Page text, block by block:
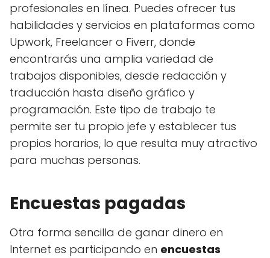
profesionales en línea. Puedes ofrecer tus
habilidades y servicios en plataformas como
Upwork, Freelancer o Fiverr, donde
encontrarás una amplia variedad de
trabajos disponibles, desde redacción y
traducción hasta diseño gráfico y
programación. Este tipo de trabajo te
permite ser tu propio jefe y establecer tus
propios horarios, lo que resulta muy atractivo
para muchas personas.
Encuestas pagadas
Otra forma sencilla de ganar dinero en
Internet es participando en encuestas